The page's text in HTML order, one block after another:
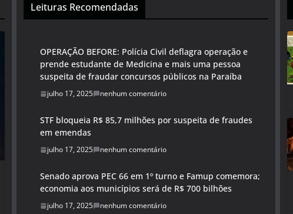
Leituras Recomendadas
OPERAÇÃO BEFORE: Polícia Civil deflagra operação e
prende estudante de Medicina e mais uma pessoa
suspeita de fraudar concursos públicos na Paraíba
julho 17, 2025 nenhum comentário
STF bloqueia R$ 85,7 milhões por suspeita de fraudes
em emendas
julho 17, 2025 nenhum comentário
Senado aprova PEC 66 em 1º turno e Famup comemora;
economia aos municípios será de R$ 700 bilhões
julho 17, 2025 nenhum comentário